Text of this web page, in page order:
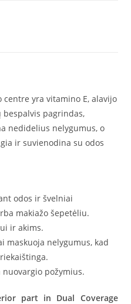
yra vitamino E, alavijo
pagrindas,
nedidelius nelygumus, o
ir suvienodina su odos
odos ir švelniai
makiažo šepetėliu.
ir akims.
maskuoja nelygumus, kad
požymius.
part in Dual Coverage